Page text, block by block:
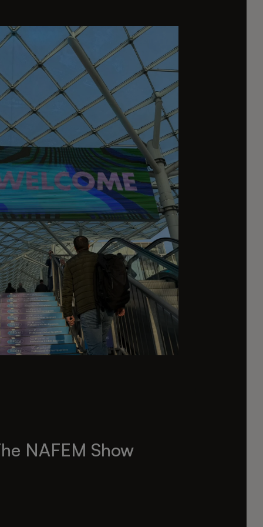
NAFEM Show